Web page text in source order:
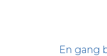
En gang